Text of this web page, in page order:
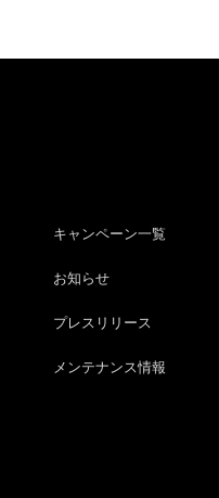
キャンペーン一覧
お知らせ
プレスリリース
メンテナンス情報